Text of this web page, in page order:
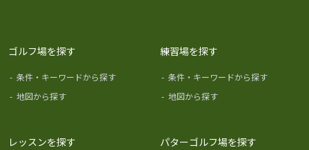
ゴルフ場を探す
- 条件・キーワードから探す
- 地図から探す
練習場を探す
- 条件・キーワードから探す
- 地図から探す
レッスンを探す パターゴルフ場を探す